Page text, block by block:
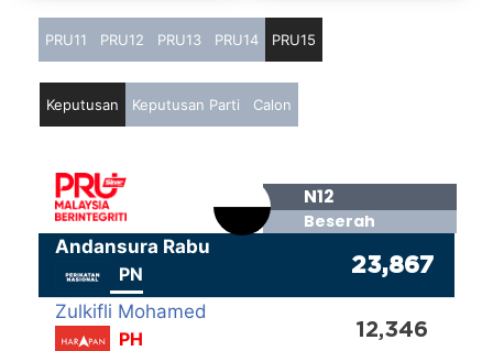
PRU11 PRU12 PRU13 PRU14 PRU15
Keputusan Keputusan Parti Calon
N12
Beserah
Andansura Rabu
PN
23,867
Zulkifli Mohamed
PH
12,346